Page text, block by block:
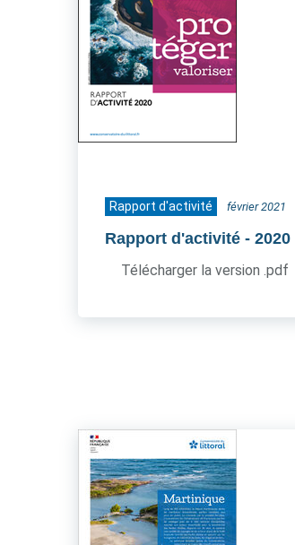
Rapport d'activité février 2021
Rapport d'activité - 2020
Télécharger la version .pdf